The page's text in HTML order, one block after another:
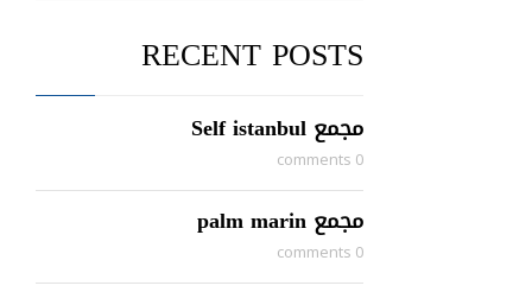
RECENT POSTS
مجمع Self istanbul
0 comments
مجمع palm marin
0 comments